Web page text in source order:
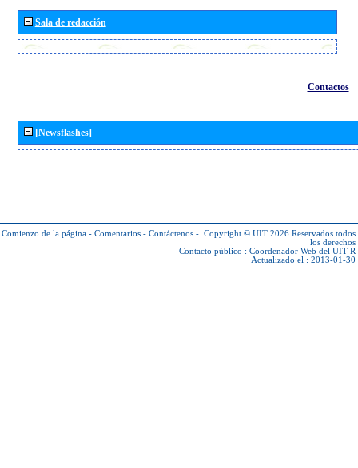
Sala de redacción
Contactos
[Newsflashes]
Comienzo de la página - Comentarios - Contáctenos - Copyright © UIT 2026 Reservados todos
los derechos
Contacto público : Coordenador Web del UIT-R
Actualizado el : 2013-01-30